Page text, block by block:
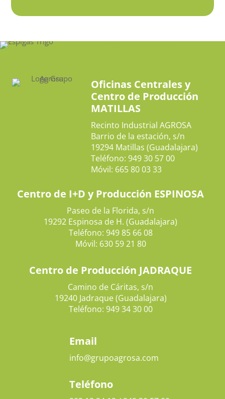
Oficinas Centrales y
Centro de Producción
MATILLAS
Recinto Industrial AGROSA
Barrio de la estación, s/n
19294 Matillas (Guadalajara)
Teléfono: 949 30 57 00
Móvil: 665 80 03 33
Centro de I+D y Producción ESPINOSA
Paseo de la Florida, s/n
19292 Espinosa de H. (Guadalajara)
Teléfono: 949 85 66 08
Móvil: 630 59 21 80
Centro de Producción JADRAQUE
Camino de Cáritas, s/n
19240 Jadraque (Guadalajara)
Teléfono: 949 34 30 00
Email
info@grupoagrosa.com
Teléfono